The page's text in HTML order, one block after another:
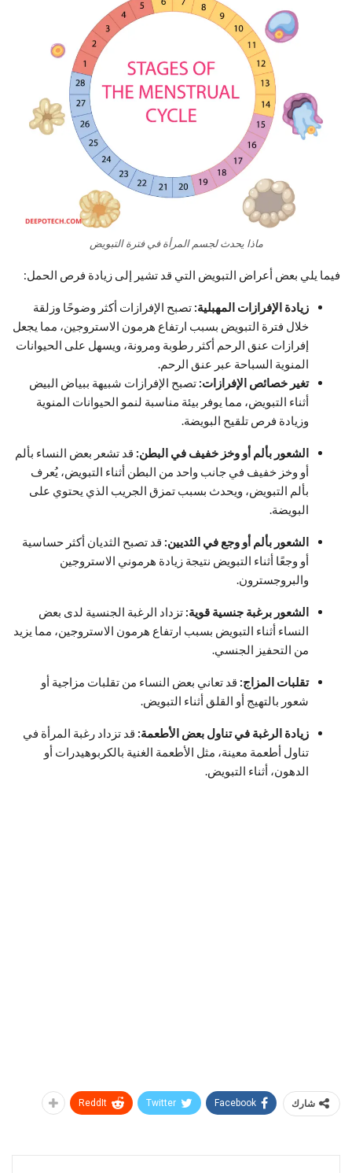
ماذا يحدث لجسم المرأة في فترة التبويض
فيما يلي بعض أعراض التبويض التي قد تشير إلى زيادة فرص الحمل:
زيادة الإفرازات المهبلية: تصبح الإفرازات أكثر وضوحًا وزلقة
خلال فترة التبويض بسبب ارتفاع هرمون الاستروجين، مما يجعل
إفرازات عنق الرحم أكثر رطوبة ومرونة، ويسهل على الحيوانات
المنوية السباحة عبر عنق الرحم.
تغير خصائص الإفرازات: تصبح الإفرازات شبيهة ببياض البيض
أثناء التبويض، مما يوفر بيئة مناسبة لنمو الحيوانات المنوية
وزيادة فرص تلقيح البويضة.
الشعور بألم أو وخز خفيف في البطن: قد تشعر بعض النساء بألم
أو وخز خفيف في جانب واحد من البطن أثناء التبويض، يُعرف
بألم التبويض، ويحدث بسبب تمزق الجريب الذي يحتوي على
البويضة.
الشعور بألم أو وجع في الثديين: قد تصبح الثديان أكثر حساسية
أو وجعًا أثناء التبويض نتيجة زيادة هرموني الاستروجين
والبروجسترون.
الشعور برغبة جنسية قوية: تزداد الرغبة الجنسية لدى بعض
النساء أثناء التبويض بسبب ارتفاع هرمون الاستروجين، مما يزيد
من التحفيز الجنسي.
تقلبات المزاج: قد تعاني بعض النساء من تقلبات مزاجية أو
شعور بالتهيج أو القلق أثناء التبويض.
زيادة الرغبة في تناول بعض الأطعمة: قد تزداد رغبة المرأة في
تناول أطعمة معينة، مثل الأطعمة الغنية بالكربوهيدرات أو
الدهون، أثناء التبويض.
شارك Facebook
Twitter
ReddIt